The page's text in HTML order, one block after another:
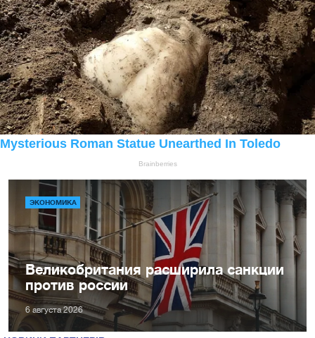
ЭКОНОМИКА
Великобритания расширила санкции
против россии
6 августа 2026